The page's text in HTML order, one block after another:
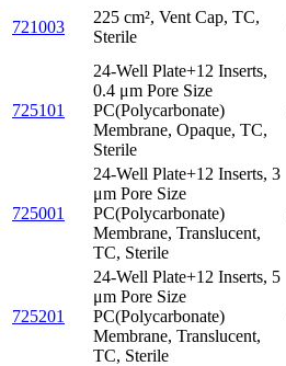
721003
225 cm², Vent Cap, TC,
Sterile
725101
24-Well Plate+12 Inserts,
0.4 μm Pore Size
PC(Polycarbonate)
Membrane, Opaque, TC,
Sterile
725001
24-Well Plate+12 Inserts, 3
μm Pore Size
PC(Polycarbonate)
Membrane, Translucent,
TC, Sterile
725201
24-Well Plate+12 Inserts, 5
μm Pore Size
PC(Polycarbonate)
Membrane, Translucent,
TC, Sterile